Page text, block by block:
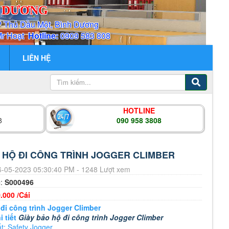
Dầu Một, Bình Dương
HoạtHotline:0909 583 808
LIÊN HỆ
HOTLINE
090 958 3808
ĐI CÔNG TRÌNH JOGGER CLIMBER
05-2023 05:30:40 PM - 1248 Lượt xem
S000496
/Cái
công trình Jogger Climber
tiết Giày bảo hộ đi công trình Jogger Climber
Safety Jogger